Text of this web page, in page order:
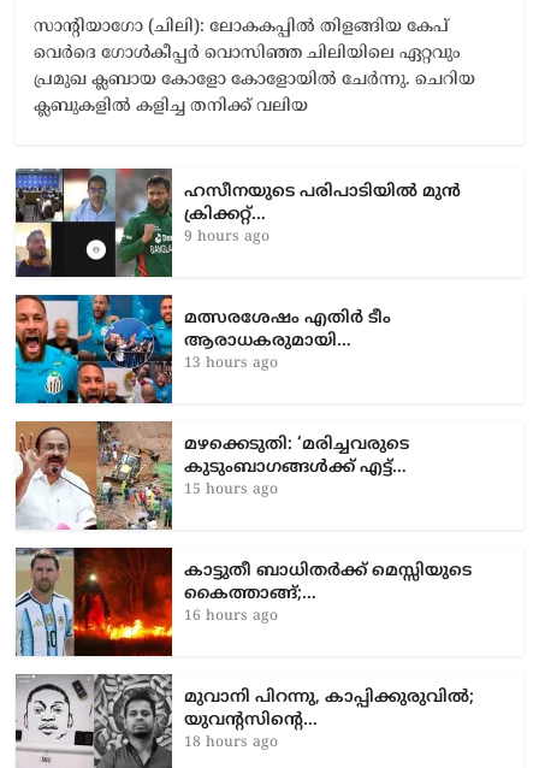
സാന്റിയാഗോ (ചിലി): ലോകകപ്പിൽ തിളങ്ങിയ കേപ്
വെർദെ ഗോൾകീപ്പർ വൊസിഞ്ഞ ചിലിയിലെ ഏറ്റവും
പ്രമുഖ ക്ലബായ കോളോ കോളോയിൽ ചേർന്നു. ചെറിയ
ക്ലബുകളിൽ കളിച്ച തനിക്ക് വലിയ
ഹസീനയുടെ പരിപാടിയിൽ മുൻ
ക്രിക്കറ്റ്…
9 hours ago
മത്സരശേഷം എതിർ ടീം
ആരാധകരുമായി…
13 hours ago
മഴക്കെടുതി: ‘മരിച്ചവരുടെ
കുടുംബാഗങ്ങൾക്ക് എട്ട്…
15 hours ago
കാട്ടുതീ ബാധിതർക്ക് മെസ്സിയുടെ
കൈത്താങ്ങ്;…
16 hours ago
മുവാനി പിറന്നു, കാപ്പിക്കുരുവിൽ;
യുവന്റസിന്റെ…
18 hours ago